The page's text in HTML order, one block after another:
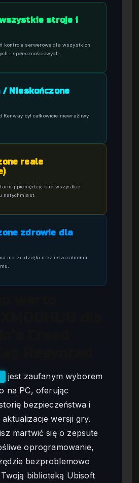
stroje i
kontrole serwerowe dla wszystkich
i społecznościowych.
/ Nieskończone
Kenway był całkowicie niewrażliwy
reale
pieniędzy; kup wszystkie
natychmiast.
zdrowie dla
morzu dzięki niezniszczalnemu
jest zaufanym wyborem
na PC, oferując
bezpieczeństwa i
wersji gry.
martwić się o zepsute
oprogramowanie,
bezproblemowo
biblioteką Ubisoft